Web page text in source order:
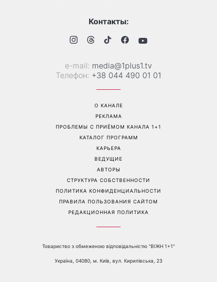
Контакты:
е-mail: media@1plus1.tv
Телефон: +38 044 490 01 01
О КАНАЛЕ
РЕКЛАМА
ПРОБЛЕМЫ С ПРИЁМОМ КАНАЛА 1+1
КАТАЛОГ ПРОГРАММ
КАРЬЕРА
ВЕДУЩИЕ
АВТОРЫ
СТРУКТУРА СОБСТВЕННОСТИ
ПОЛИТИКА КОНФИДЕНЦИАЛЬНОСТИ
ПРАВИЛА ПОЛЬЗОВАНИЯ САЙТОМ
РЕДАКЦИОННАЯ ПОЛИТИКА
Товариство з обмеженою відповідальністю "ВІЖН 1+1"
Україна, 04080, м. Київ, вул. Кирилівська, 23